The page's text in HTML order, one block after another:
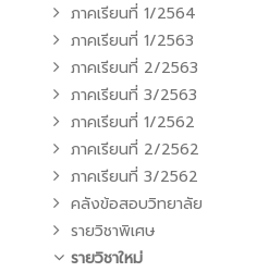
ภาคเรียนที่ 1/2564
ภาคเรียนที่ 1/2563
ภาคเรียนที่ 2/2563
ภาคเรียนที่ 3/2563
ภาคเรียนที่ 1/2562
ภาคเรียนที่ 2/2562
ภาคเรียนที่ 3/2562
คลังข้อสอบวิทยาลัย
รายวิชาพิเศษ
รายวิชาใหม่